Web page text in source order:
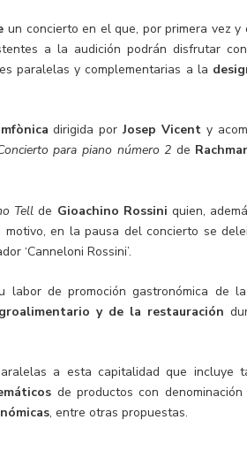
un concierto en el que, por primera vez y
a la audición podrán disfrutar
paralelas y complementarias a la
dirigida porJosep Vicenty
para piano número 2 de
Tell de Gioachino Rossini quien,
motivo, en la pausa del concierto se
‘Canneloni Rossini’.
de promoción gastronómica de la
y de la restauración
a esta capitalidad que incluye
de productos con
, entre otras propuestas.